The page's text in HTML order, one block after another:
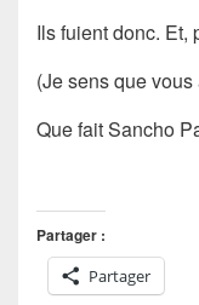
Ils fuient donc.
(Je sens que
Que fait Sancho
Partager :
Partager